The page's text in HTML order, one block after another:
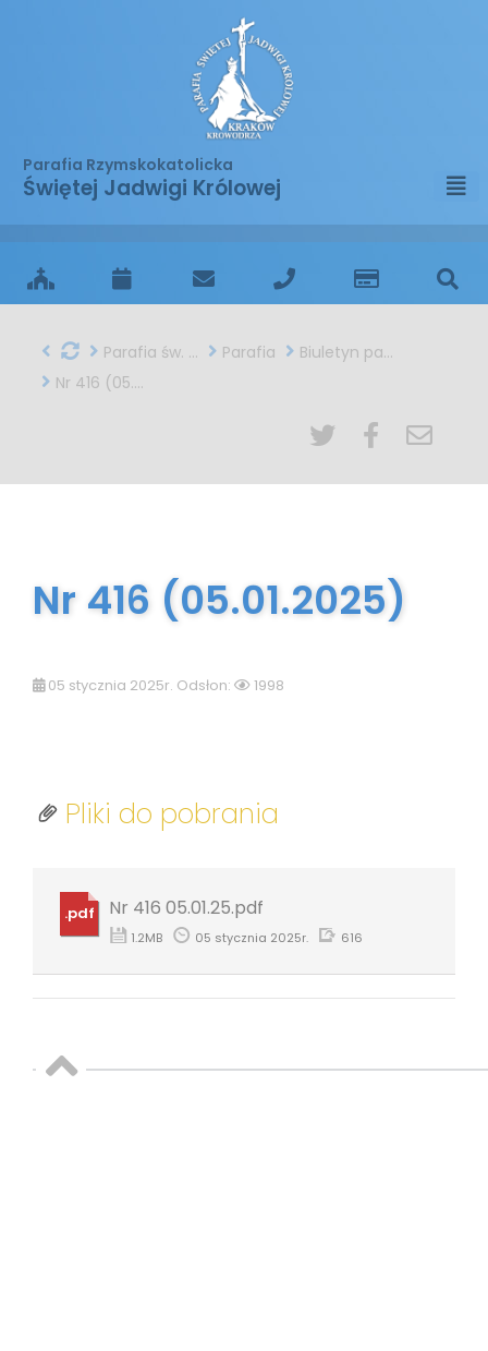
Parafia Rzymskokatolicka
Świętej Jadwigi Królowej
Parafia św. Jadwigi w Krakowie Parafia
Biuletyn parafialny
Nr 416 (05.01.2025)
Nr 416 (05.01.2025)
05 stycznia 2025r. Odsłon: 1998
Pliki do pobrania
.pdf Nr 416 05.01.25.pdf
1.2MB 05 stycznia 2025r. 616